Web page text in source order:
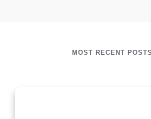
MOST RECENT POSTS